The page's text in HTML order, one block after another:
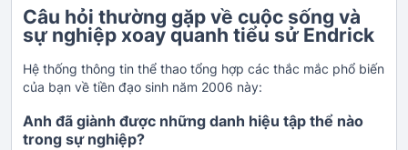
Câu hỏi thường gặp về cuộc sống và
sự nghiệp xoay quanh tiểu sử Endrick
Hệ thống thông tin thể thao tổng hợp các thắc mắc phổ biến
của bạn về tiền đạo sinh năm 2006 này:
Anh đã giành được những danh hiệu tập thể nào
trong sự nghiệp?